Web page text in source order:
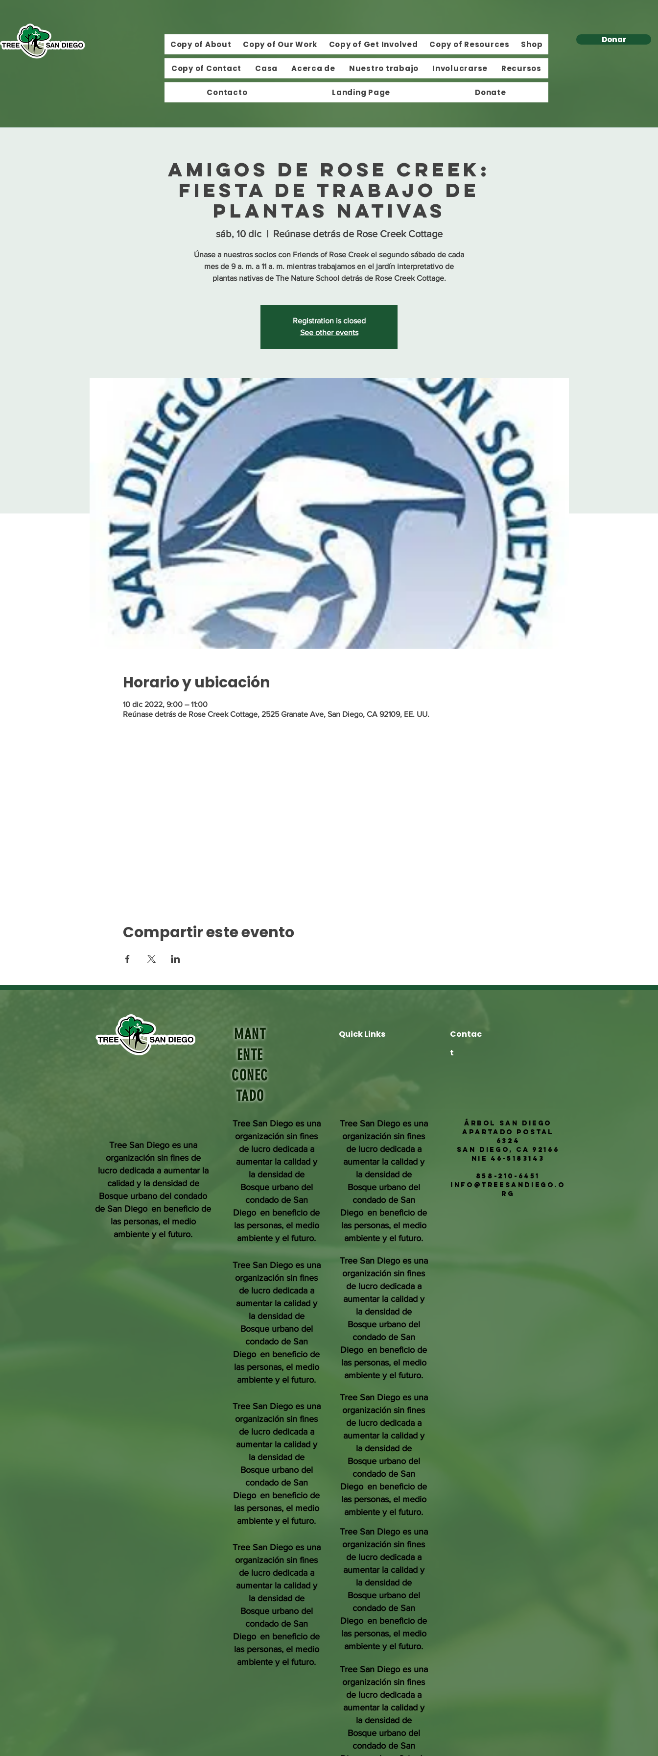
Copy of About Copy of Our Work Copy of Get Involved Copy of Resources Shop
Copy of Contact Casa Acerca de Nuestro trabajo Involucrarse Recursos
Contacto Landing Page Donate
Donar
Amigos de Rose Creek:
Fiesta de trabajo de
plantas nativas
sáb, 10 dic
  |
Reúnase detrás de Rose Creek Cottage
Únase a nuestros socios con Friends of Rose Creek el segundo sábado de cada
mes de 9 a. m. a 11 a. m. mientras trabajamos en el jardín interpretativo de
plantas nativas de The Nature School detrás de Rose Creek Cottage.
Registration is closed
See other events
Horario y ubicación
10 dic 2022, 9:00 – 11:00
Reúnase detrás de Rose Creek Cottage, 2525 Granate Ave, San Diego, CA 92109, EE. UU.
Compartir este evento
Tree San Diego es una
organización sin fines de
lucro dedicada a aumentar la
calidad y la densidad de
Bosque urbano del condado
de San Diego en beneficio de
las personas, el medio
ambiente y el futuro.
MANT
ENTE
CONEC
TADO
Quick Links
Contac
t
Tree San Diego es una
organización sin fines
de lucro dedicada a
aumentar la calidad y
la densidad de
Bosque urbano del
condado de San
Diego en beneficio de
las personas, el medio
ambiente y el futuro.
Tree San Diego es una
organización sin fines
de lucro dedicada a
aumentar la calidad y
la densidad de
Bosque urbano del
condado de San
Diego en beneficio de
las personas, el medio
ambiente y el futuro.
Tree San Diego es una
organización sin fines
de lucro dedicada a
aumentar la calidad y
la densidad de
Bosque urbano del
condado de San
Diego en beneficio de
las personas, el medio
ambiente y el futuro.
Tree San Diego es una
organización sin fines
de lucro dedicada a
aumentar la calidad y
la densidad de
Bosque urbano del
condado de San
Diego en beneficio de
las personas, el medio
ambiente y el futuro.
Tree San Diego es una
organización sin fines
de lucro dedicada a
aumentar la calidad y
la densidad de
Bosque urbano del
condado de San
Diego en beneficio de
las personas, el medio
ambiente y el futuro.
Tree San Diego es una
organización sin fines
de lucro dedicada a
aumentar la calidad y
la densidad de
Bosque urbano del
condado de San
Diego en beneficio de
las personas, el medio
ambiente y el futuro.
Tree San Diego es una
organización sin fines
de lucro dedicada a
aumentar la calidad y
la densidad de
Bosque urbano del
condado de San
Diego en beneficio de
las personas, el medio
ambiente y el futuro.
Tree San Diego es una
organización sin fines
de lucro dedicada a
aumentar la calidad y
la densidad de
Bosque urbano del
condado de San
Diego en beneficio de
las personas, el medio
ambiente y el futuro.
Tree San Diego es una
organización sin fines
de lucro dedicada a
aumentar la calidad y
la densidad de
Bosque urbano del
condado de San
Árbol San Diego
Apartado postal
6324
San Diego, CA 92166
NIE 46-5183143
858-210-6451
info@treesandiego.o
rg